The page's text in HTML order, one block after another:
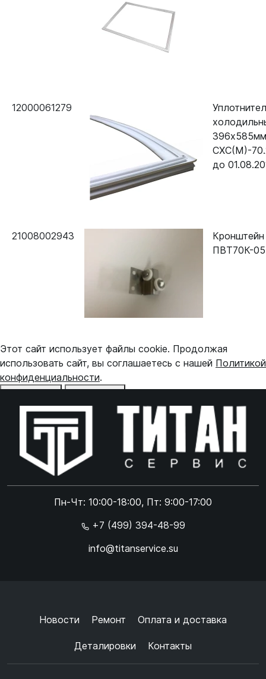
12000061279
СХС(М)-
до
21008002943
Кронштейн
ПВТ70К-
Пн-Чт: 10:00-18:00, Пт: 9:00-17:00
+7 (499) 394-48-99
info@titanservice.su
Новости Ремонт Оплата и доставка
Деталировки Контакты
Этот сайт использует файлы cookie. Продолжая
использовать сайт, вы соглашаетесь с нашей Политикой
конфиденциальности.
Online чат
Online чат